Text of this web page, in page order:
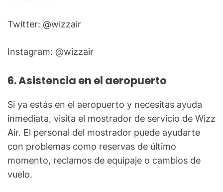
Twitter: @wizzair
Instagram: @wizzair
6. Asistencia en el aeropuerto
Si ya estás en el aeropuerto y necesitas ayuda
inmediata, visita el mostrador de servicio de Wizz
Air. El personal del mostrador puede ayudarte
con problemas como reservas de último
momento, reclamos de equipaje o cambios de
vuelo.